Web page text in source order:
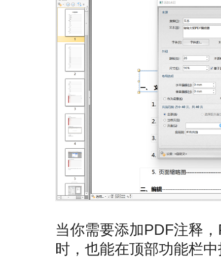
当你需要添加PDF注释
时，也能在顶部功能栏